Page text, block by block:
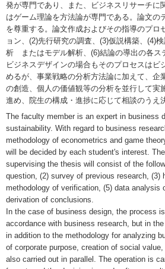
発が専門であり、また、ビジネスリサーチに
はゲーム理論を方法論が専門である。論文の
を尊重する。論文作成およびその指導のプロ
ョン、(2)先行研究の調査、(3)仮説構築、(4)
析 またはモデル解析、(6)結論の導出の各ス
ビジネスデザインの場合もそのプロセスはビ
めるが、事業戦略の分析方法論に加えて、企
の創造、個人の価値観等の分析を並行して実
進め、院生の構成・進捗に応じて相談のうえ
The faculty member is an expert in business
sustainability. With regard to business
methodology of econometrics and game
will be decided by each student's interest.
supervising the thesis will consist of the
question, (2) survey of previous research, (3)
methodology of verification, (5) data analysis
derivation of conclusions.
In the case of business design, the process
accordance with business research, but in
in addition to the methodology for analyzing
of corporate purpose, creation of social
also carried out in parallel. The operation is